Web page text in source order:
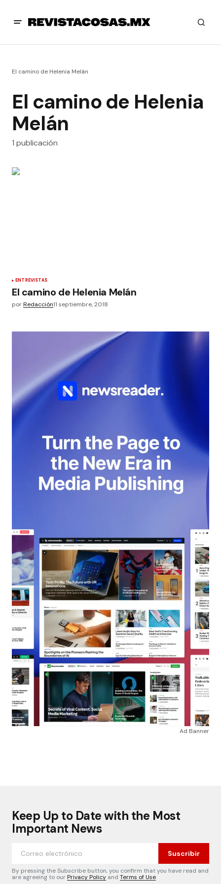
El camino de Helenia Melán
El camino de Helenia
Melán
1 publicación
ENTREVISTAS
El camino de Helenia Melán
porRedacción11 septiembre, 2018
Ad Banner
Keep Up to Date with the Most
Important News
Suscribir
By pressing the Subscribe button, you confirm that you have read and
are agreeing to ourPrivacy Policy and Terms of Use